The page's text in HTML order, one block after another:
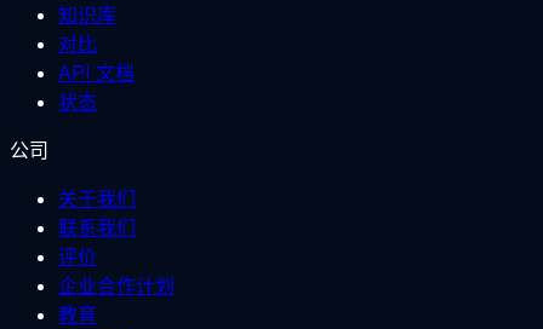
知识库
对比
API 文档
状态
公司
关于我们
联系我们
评价
企业合作计划
教育